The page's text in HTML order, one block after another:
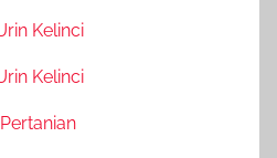
Kelinci
Kelinci